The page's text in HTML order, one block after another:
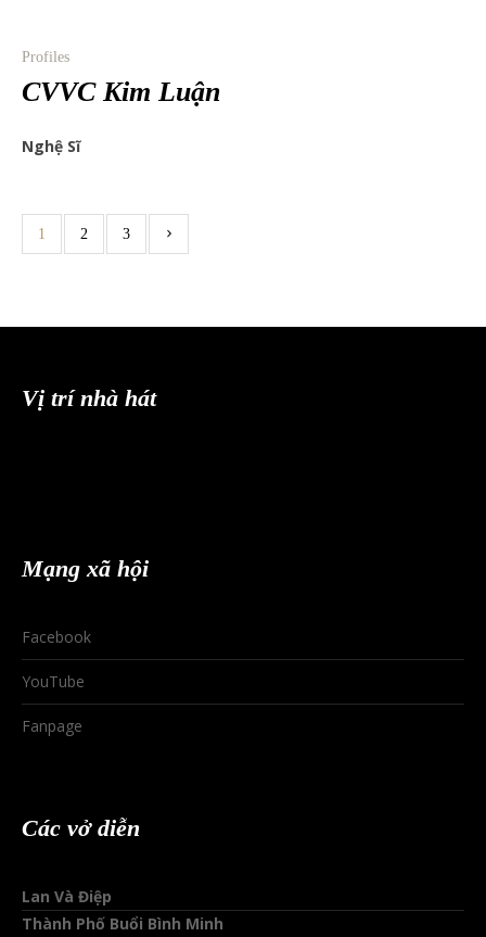
Profiles
CVVC Kim Luận
Nghệ Sĩ
1 2 3
Vị trí nhà hát
Mạng xã hội
Facebook
YouTube
Fanpage
Các vở diễn
Lan Và Điệp
Thành Phố Buổi Bình Minh